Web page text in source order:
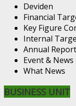
Deviden
Financial
Key Figure
Internal
Annual Report
Event & News
What News
BUSINESS UNIT